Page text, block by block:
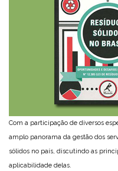
Com a participação de diversos
amplo panorama da gestão dos
sólidos no país, discutindo as
aplicabilidade delas.